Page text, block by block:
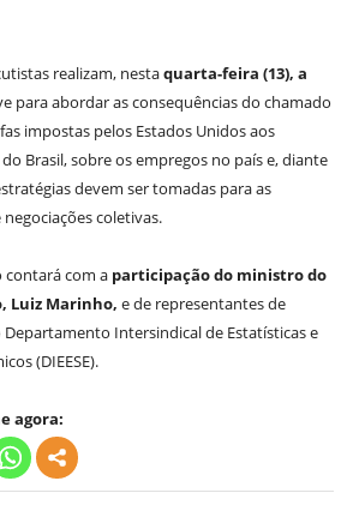
realizam, nestaquarta-feira (13), a
para abordar as consequências do chamado
impostas pelos Estados Unidos aos
Brasil, sobre os empregos no país e, diante
devem ser tomadas para as
coletivas.
contará com a participação do ministro do
Luiz Marinho, e de representantes de
Departamento Intersindical de Estatísticas e
(DIEESE).
agora: